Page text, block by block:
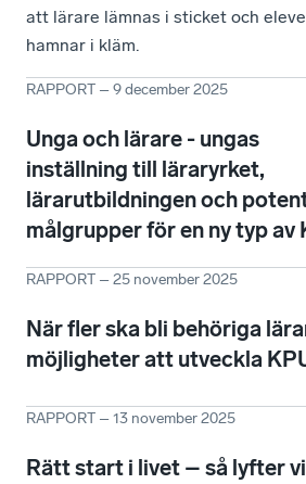
att lärare lämnas i sticket och
hamnar i kläm.
RAPPORT –9 december 2025
Unga och lärare - ungas
inställning till läraryrket,
lärarutbildningen och
målgrupper för en ny typ av
RAPPORT –25 november 2025
När fler ska bli behöriga
möjligheter att utveckla
RAPPORT –13 november 2025
Rätt start i livet – så lyfter vi